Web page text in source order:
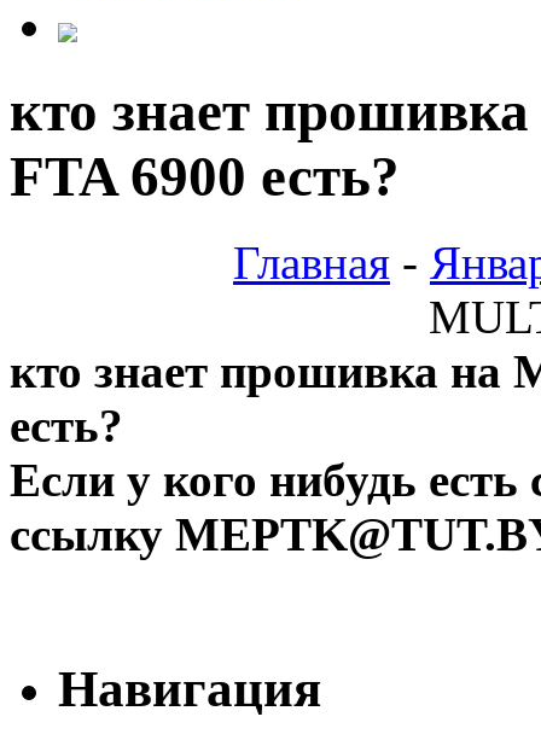
кто знает
FTA 6900 есть?
Главная -
кто знает прошивка
есть?
Если у кого нибудь
ссылку
Навигация